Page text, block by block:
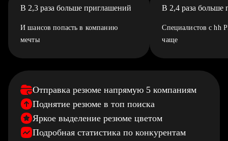
В 2,3 раза больше приглашений
И шансов попасть в компанию
мечты
В 2,4 раза больше
Специалистов с hh
чаще
Отправка резюме напрямую 5 компаниям
Поднятие резюме в топ поиска
Яркое выделение резюме цветом
Подробная статистика по конкурентам